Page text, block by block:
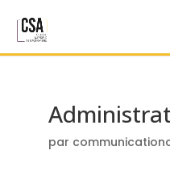
par